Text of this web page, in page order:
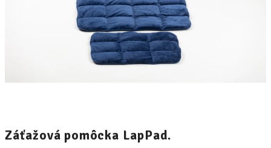
Záťažová pomôcka LapPad.